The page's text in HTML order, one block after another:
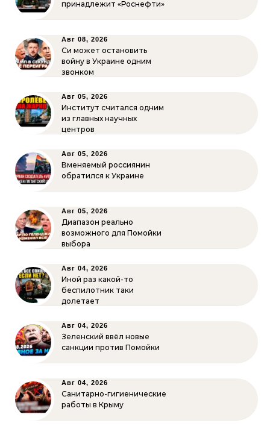
принадлежит «Роснефти»
Авг 08, 2026
Си может остановить
войну в Украине одним
звонком
Авг 05, 2026
Институт считался одним
из главных научных
центров
Авг 05, 2026
Вменяемый россиянин
обратился к Украине
Авг 05, 2026
Диапазон реально
возможного для Помойки
выбора
Авг 04, 2026
Иной раз какой-то
беспилотник таки
долетает
Авг 04, 2026
Зеленский ввёл новые
санкции против Помойки
Авг 04, 2026
Санитарно-гигиенические
работы в Крыму